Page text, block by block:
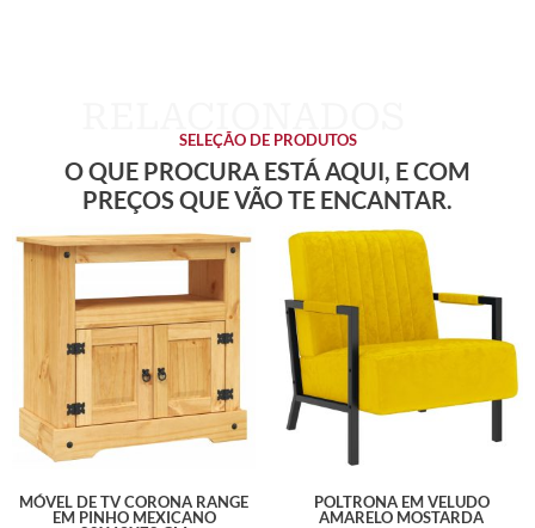
SELEÇÃO DE PRODUTOS
O QUE PROCURA ESTÁ AQUI, E COM
PREÇOS QUE VÃO TE ENCANTAR.
MÓVEL DE TV CORONA RANGE
EM PINHO MEXICANO
POLTRONA EM VELUDO
AMARELO MOSTARDA